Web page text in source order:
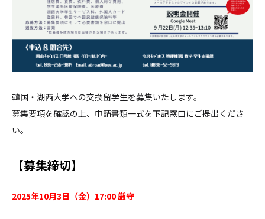
韓国・湖西大学への交換留学生を募集いたします。
募集要項を確認の上、申請書類一式を下記窓口にご提出くださ
い。
【募集締切】
2025年10月3日（金）17:00 厳守